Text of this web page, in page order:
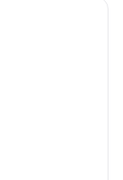
gama
su
y
y